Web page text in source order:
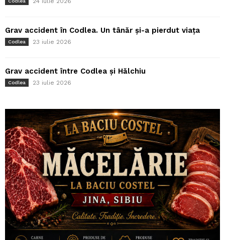
Grav accident în Codlea. Un tânăr și-a pierdut viața
Codlea 23 iulie 2026
Grav accident între Codlea și Hălchiu
Codlea 23 iulie 2026